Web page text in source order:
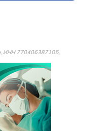
ИНН 770406387105,